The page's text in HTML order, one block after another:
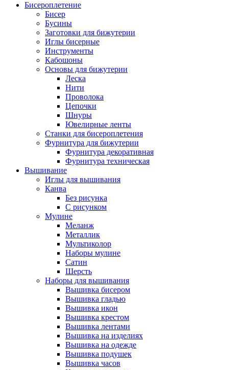
Бисероплетение
Бисер
Бусины
Заготовки для бижутерии
Иглы бисерные
Инструменты
Кабошоны
Основы для бижутерии
Леска
Нити
Проволока
Цепочки
Шнуры
Ювелирные ленты
Станки для бисероплетения
Фурнитура для бижутерии
Фурнитура декоративная
Фурнитура техническая
Вышивание
Иглы для вышивания
Канва
Без рисунка
С рисунком
Мулине
Меланж
Металлик
Мультиколор
Наборы мулине
Сатин
Шерсть
Наборы для вышивания
Вышивка бисером
Вышивка гладью
Вышивка икон
Вышивка крестом
Вышивка лентами
Вышивка на изделиях
Вышивка на одежде
Вышивка подушек
Вышивка часов